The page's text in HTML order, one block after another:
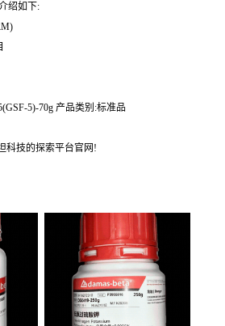
绍如下:
5)-70g 产品类别:标准品
科技的探索平台官网!